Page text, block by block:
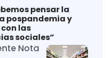
pensar la
pospandemia y
las
sociales”
Nota